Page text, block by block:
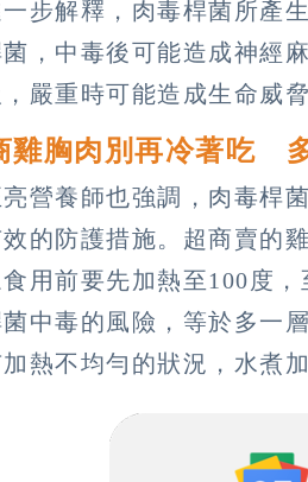
步解釋，肉毒桿菌所產
菌，中毒後可能造成神經
嚴重時可能造成生命威脅
雞胸肉別再冷著吃
營養師也強調，肉毒桿
的防護措施。超商賣的
食用前要先加熱至100度
中毒的風險，等於多一
熱不均勻的狀況，水煮